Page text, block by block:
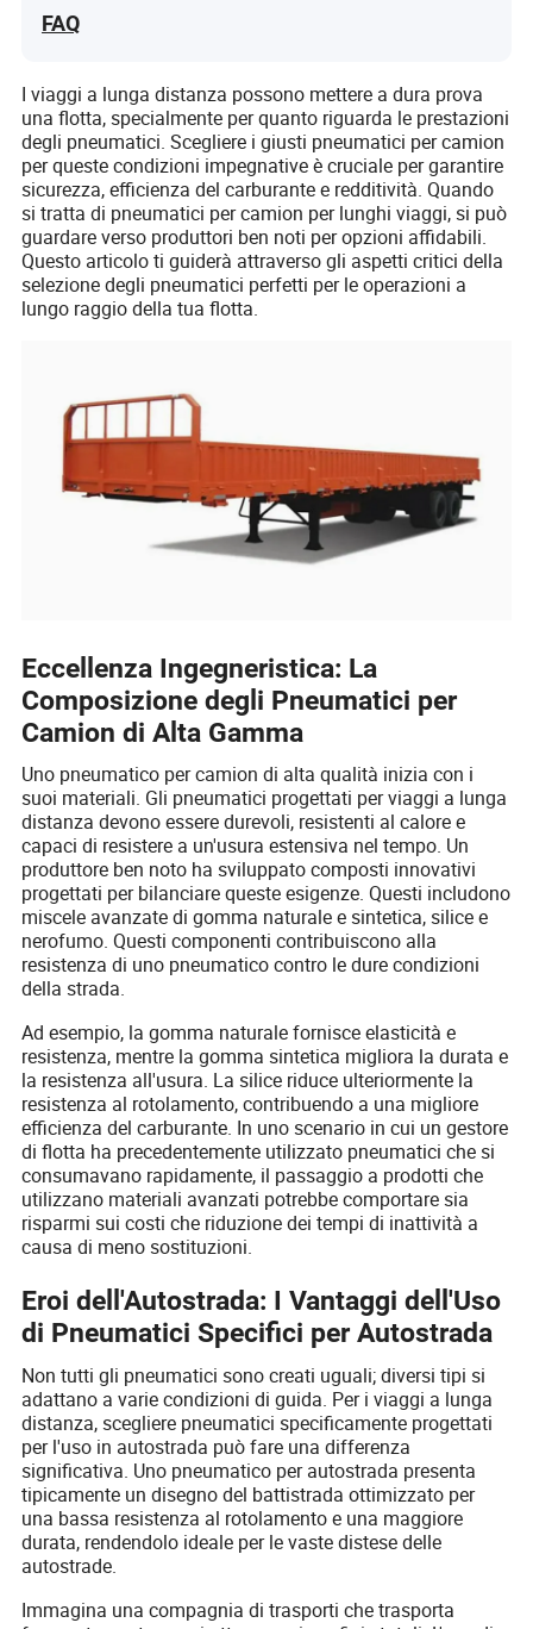
FAQ
I viaggi a lunga distanza possono mettere a dura prova
una flotta, specialmente per quanto riguarda le prestazioni
degli pneumatici. Scegliere i giusti pneumatici per camion
per queste condizioni impegnative è cruciale per garantire
sicurezza, efficienza del carburante e redditività. Quando
si tratta di pneumatici per camion per lunghi viaggi, si può
guardare verso produttori ben noti per opzioni affidabili.
Questo articolo ti guiderà attraverso gli aspetti critici della
selezione degli pneumatici perfetti per le operazioni a
lungo raggio della tua flotta.
Eccellenza Ingegneristica: La
Composizione degli Pneumatici per
Camion di Alta Gamma
Uno pneumatico per camion di alta qualità inizia con i
suoi materiali. Gli pneumatici progettati per viaggi a lunga
distanza devono essere durevoli, resistenti al calore e
capaci di resistere a un'usura estensiva nel tempo. Un
produttore ben noto ha sviluppato composti innovativi
progettati per bilanciare queste esigenze. Questi includono
miscele avanzate di gomma naturale e sintetica, silice e
nerofumo. Questi componenti contribuiscono alla
resistenza di uno pneumatico contro le dure condizioni
della strada.
Ad esempio, la gomma naturale fornisce elasticità e
resistenza, mentre la gomma sintetica migliora la durata e
la resistenza all'usura. La silice riduce ulteriormente la
resistenza al rotolamento, contribuendo a una migliore
efficienza del carburante. In uno scenario in cui un gestore
di flotta ha precedentemente utilizzato pneumatici che si
consumavano rapidamente, il passaggio a prodotti che
utilizzano materiali avanzati potrebbe comportare sia
risparmi sui costi che riduzione dei tempi di inattività a
causa di meno sostituzioni.
Eroi dell'Autostrada: I Vantaggi dell'Uso
di Pneumatici Specifici per Autostrada
Non tutti gli pneumatici sono creati uguali; diversi tipi si
adattano a varie condizioni di guida. Per i viaggi a lunga
distanza, scegliere pneumatici specificamente progettati
per l'uso in autostrada può fare una differenza
significativa. Uno pneumatico per autostrada presenta
tipicamente un disegno del battistrada ottimizzato per
una bassa resistenza al rotolamento e una maggiore
durata, rendendolo ideale per le vaste distese delle
autostrade.
Immagina una compagnia di trasporti che trasporta